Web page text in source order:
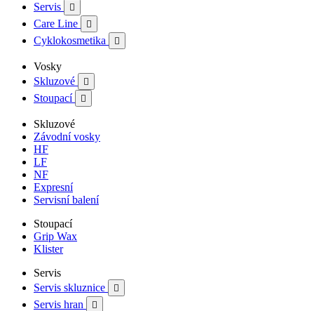
Servis 
Care Line 
Cyklokosmetika 
Vosky
Skluzové

Stoupací 
Skluzové
Závodní vosky
HF
LF
NF
Expresní
Servisní balení
Stoupací
Grip Wax
Klister
Servis
Servis skluznice

Servis hran 